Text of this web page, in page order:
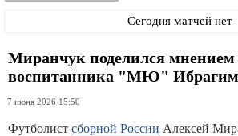
Сегодня матчей нет
Миранчук поделился мнением
воспитанника "МЮ"
7 июня 2026 15:50
Футболист сборной России Алексей